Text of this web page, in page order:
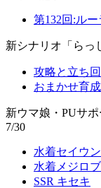
第132回:ル
新シナリオ「らっ
攻略と立ち回
おまかせ育
新ウマ娘・PUサポ
7/30
水着セイウ
水着メジロ
SSR キセキ